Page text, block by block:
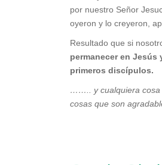
por nuestro Señor
oyeron y lo creyeron,
Resultado que si
permanecer en
primeros discípulos.
…….. y cualquiera cosa
cosas que son